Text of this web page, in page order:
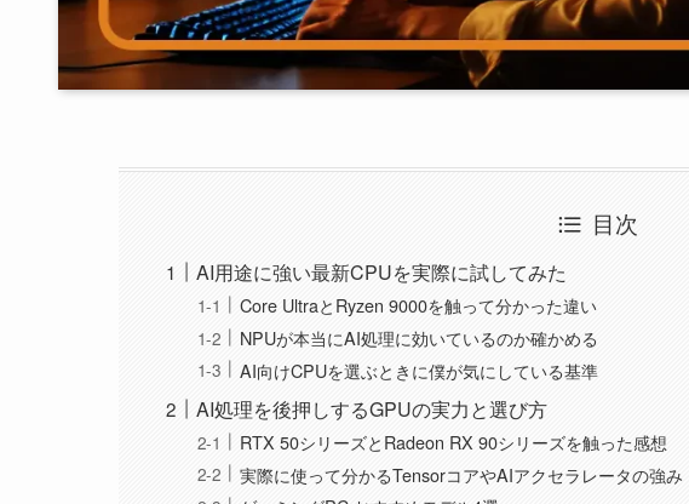
目次
AI用途に強い最新CPUを実際に試してみた
Core UltraとRyzen 9000を触って分かった違い
NPUが本当にAI処理に効いているのか確かめる
AI向けCPUを選ぶときに僕が気にしている基準
AI処理を後押しするGPUの実力と選び方
RTX 50シリーズとRadeon RX 90シリーズを触った感想
実際に使って分かるTensorコアやAIアクセラレータの強み